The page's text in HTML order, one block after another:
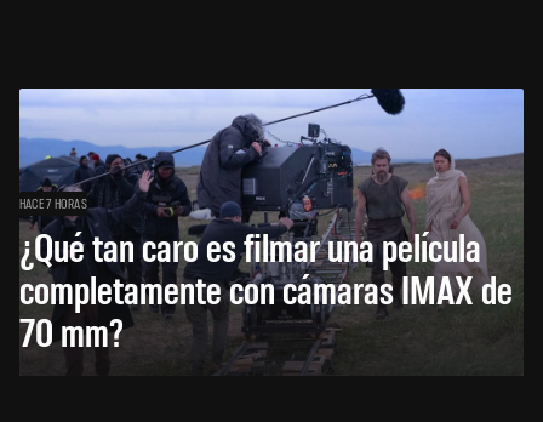
HACE 7 HORAS
¿Qué tan caro es filmar una película
completamente con cámaras IMAX de
70 mm?